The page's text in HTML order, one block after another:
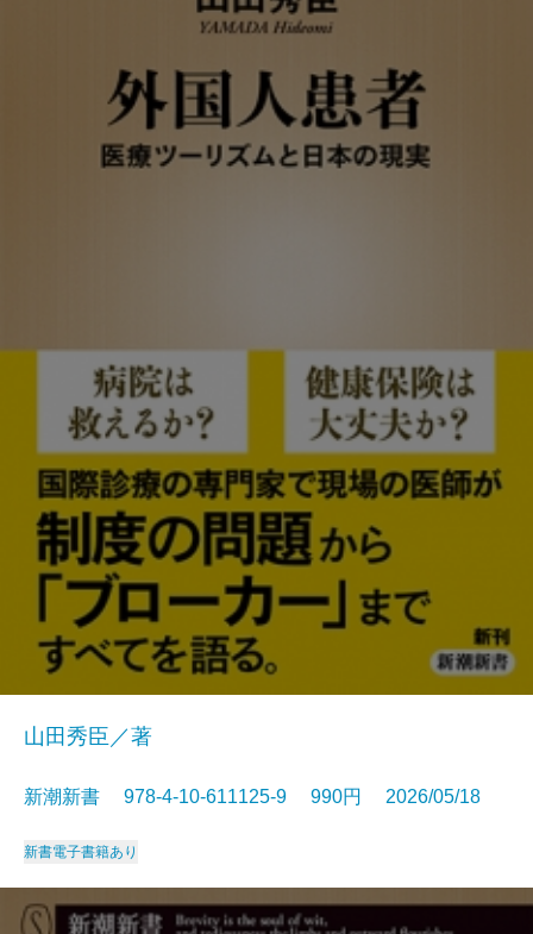
山田秀臣／著
新潮新書 978-4-10-611125-9 990円 2026/05/18
新書電子書籍あり